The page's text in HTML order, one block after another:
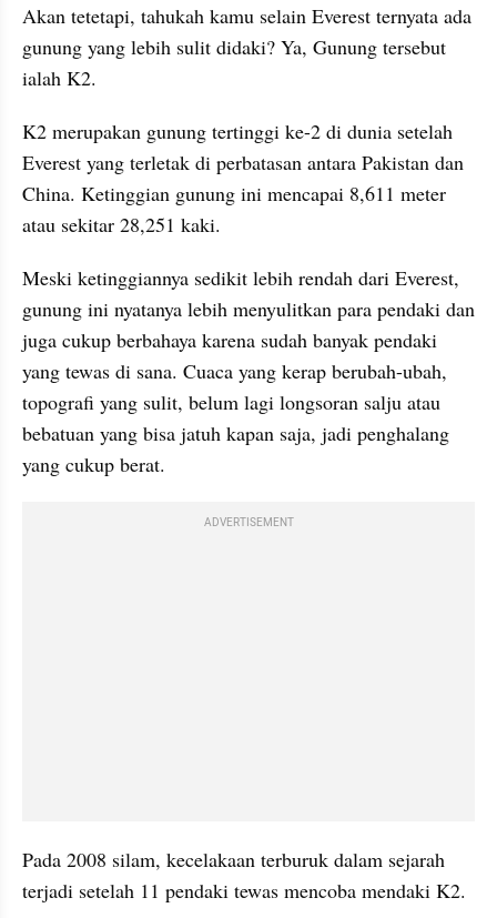
Akan tetetapi, tahukah kamu selain Everest ternyata ada
gunung yang lebih sulit didaki? Ya, Gunung tersebut
ialah K2.
K2 merupakan gunung tertinggi ke-2 di dunia setelah
Everest yang terletak di perbatasan antara Pakistan dan
China. Ketinggian gunung ini mencapai 8,611 meter
atau sekitar 28,251 kaki.
Meski ketinggiannya sedikit lebih rendah dari Everest,
gunung ini nyatanya lebih menyulitkan para pendaki dan
juga cukup berbahaya karena sudah banyak pendaki
yang tewas di sana. Cuaca yang kerap berubah-ubah,
topografi yang sulit, belum lagi longsoran salju atau
bebatuan yang bisa jatuh kapan saja, jadi penghalang
yang cukup berat.
ADVERTISEMENT
Pada 2008 silam, kecelakaan terburuk dalam sejarah
terjadi setelah 11 pendaki tewas mencoba mendaki K2.